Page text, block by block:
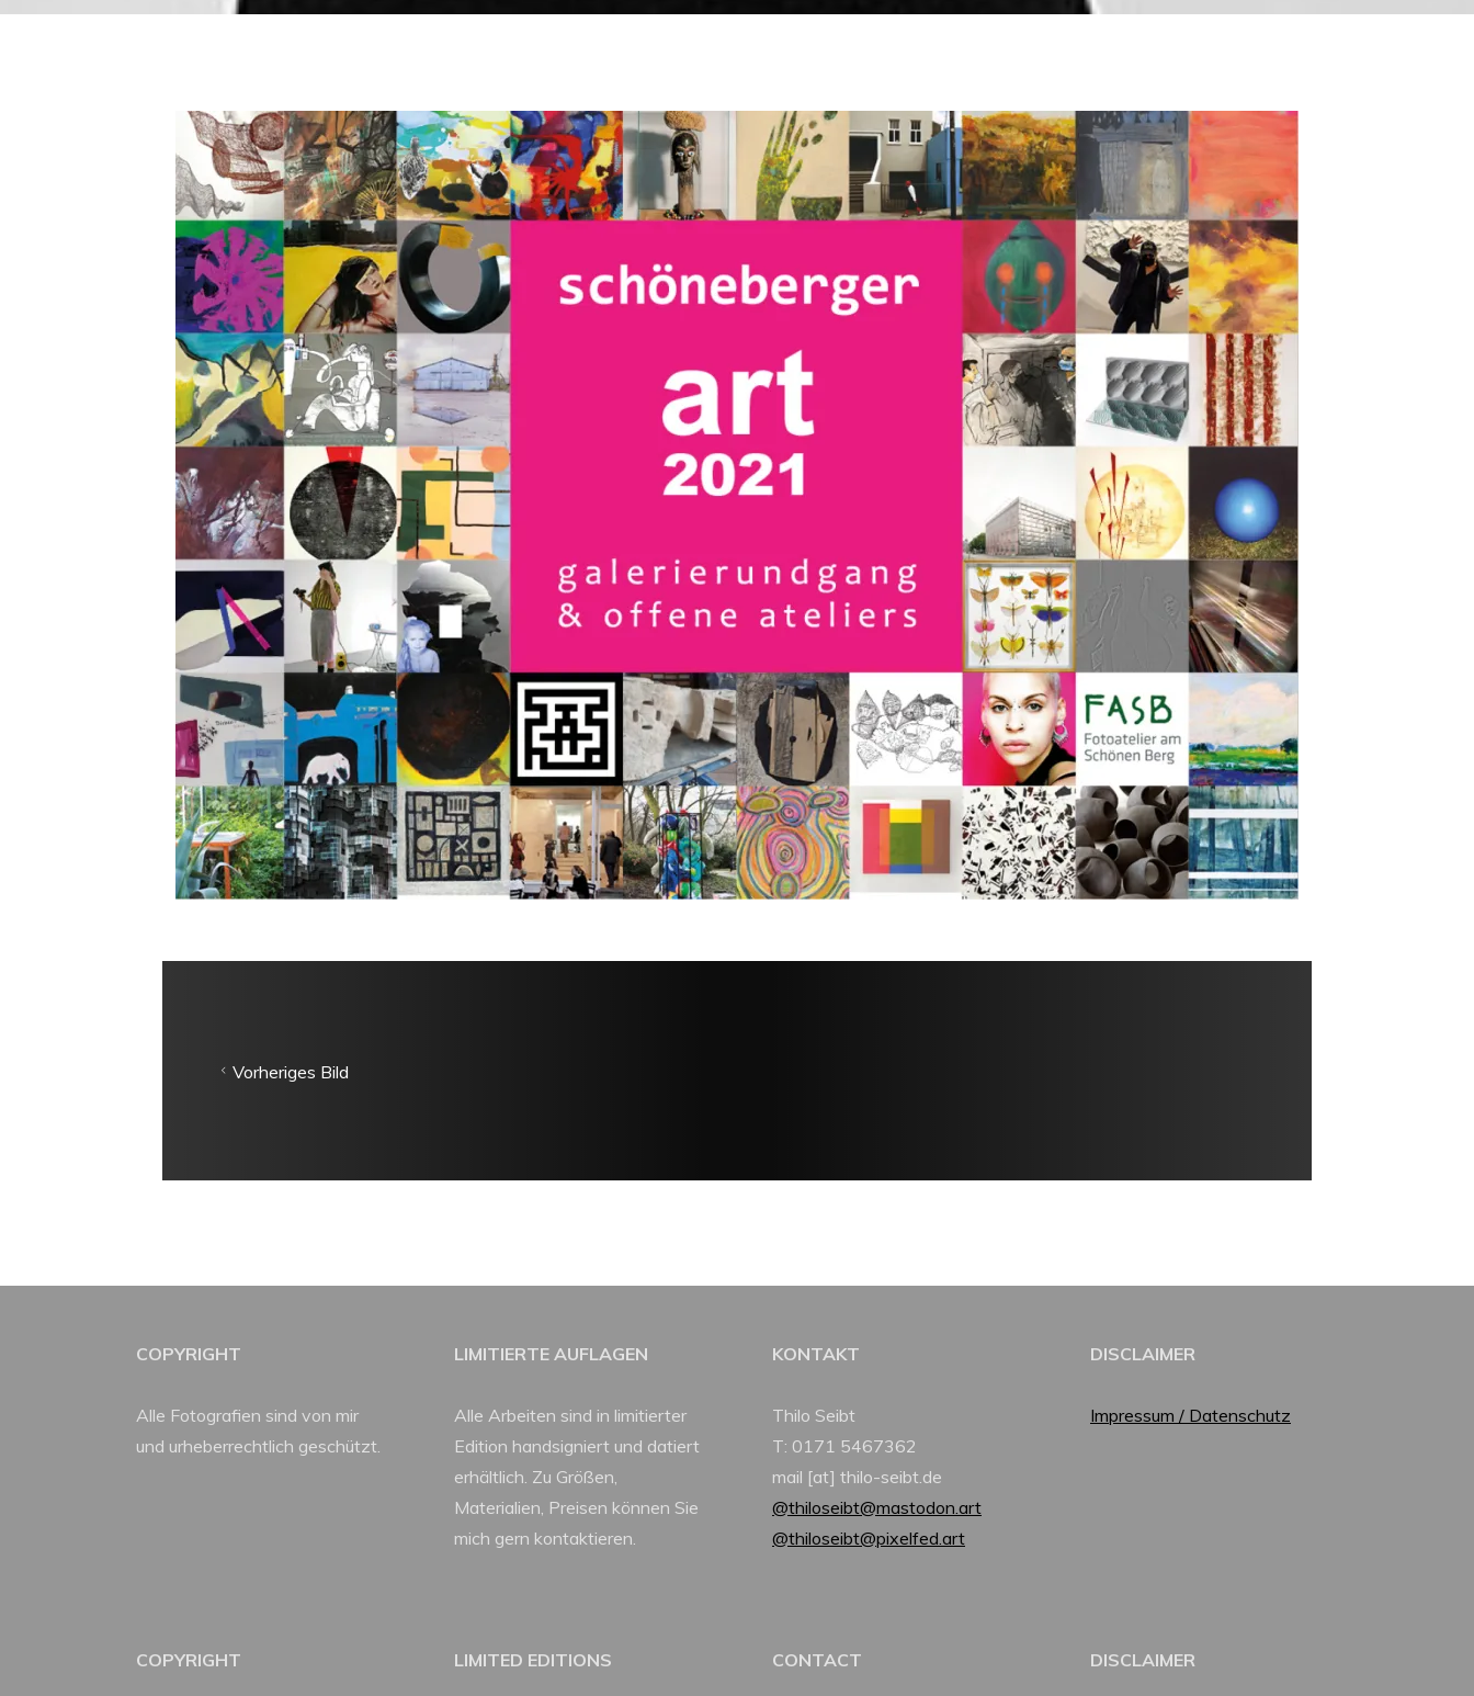
Vorheriges Bild
COPYRIGHT
Alle Fotografien sind von mir
und urheberrechtlich geschützt.
LIMITIERTE AUFLAGEN
Alle Arbeiten sind in limitierter
Edition handsigniert und datiert
erhältlich. Zu Größen,
Materialien, Preisen können Sie
mich gern kontaktieren.
KONTAKT
Thilo Seibt
T: 0171 5467362
mail [at] thilo-seibt.de
@thiloseibt@mastodon.art
@thiloseibt@pixelfed.art
DISCLAIMER
Impressum / Datenschutz
COPYRIGHT LIMITED EDITIONS CONTACT DISCLAIMER